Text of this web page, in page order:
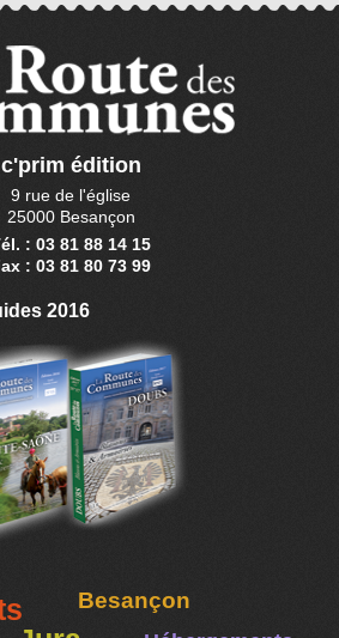
c'prim édition
9 rue de l'église
25000 Besançon
: 03 81 88 14 15
: 03 81 80 73 99
2016
Besançon